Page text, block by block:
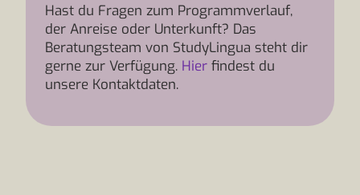
Hast du Fragen zum Programmverlauf,
der Anreise oder Unterkunft? Das
Beratungsteam von StudyLingua steht dir
gerne zur Verfügung. Hier findest du
unsere Kontaktdaten.